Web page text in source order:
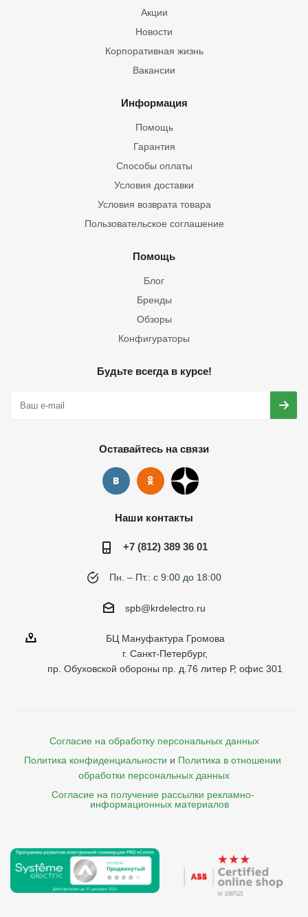
Акции
Новости
Корпоративная жизнь
Вакансии
Информация
Помощь
Гарантия
Способы оплаты
Условия доставки
Условия возврата товара
Пользовательское соглашение
Помощь
Блог
Бренды
Обзоры
Конфигураторы
Будьте всегда в курсе!
Оставайтесь на связи
Наши контакты
+7 (812) 389 36 01
Пн. – Пт.: с 9:00 до 18:00
spb@krdelectro.ru
БЦ Мануфактура Громова
г. Санкт-Петербург,
пр. Обуховской обороны пр. д.76 литер Р, офис 301
Согласие на обработку персональных данных
Политика конфиденциальности и Политика в отношении
обработки персональных данных
Согласие на получение рассылки рекламно-
    информационных материалов